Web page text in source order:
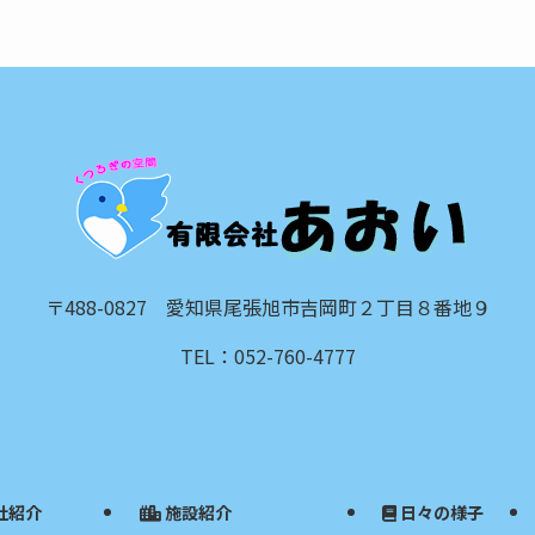
〒488-0827 愛知県尾張旭市吉岡町２丁目８番地９
TEL：052-760-4777
紹介 施設紹介 日々の様子